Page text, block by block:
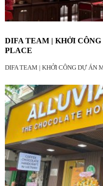
DIFA TEAM | KHỞI
PLACE
DIFA TEAM | KHỞI CÔNG DỰ ÁN